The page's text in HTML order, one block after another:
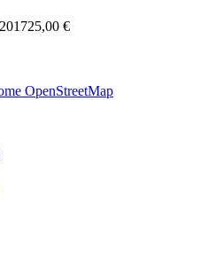
25,00 €
OpenStreetMap